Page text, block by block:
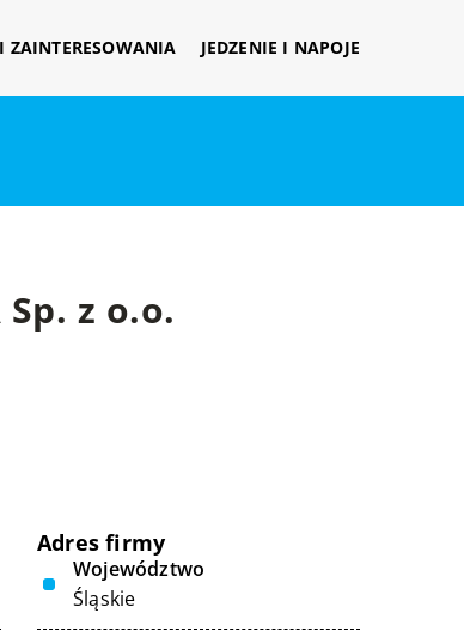
ZAINTERESOWANIA JEDZENIE I NAPOJE
Sp. z o.o.
Adres firmy
Województwo
Śląskie